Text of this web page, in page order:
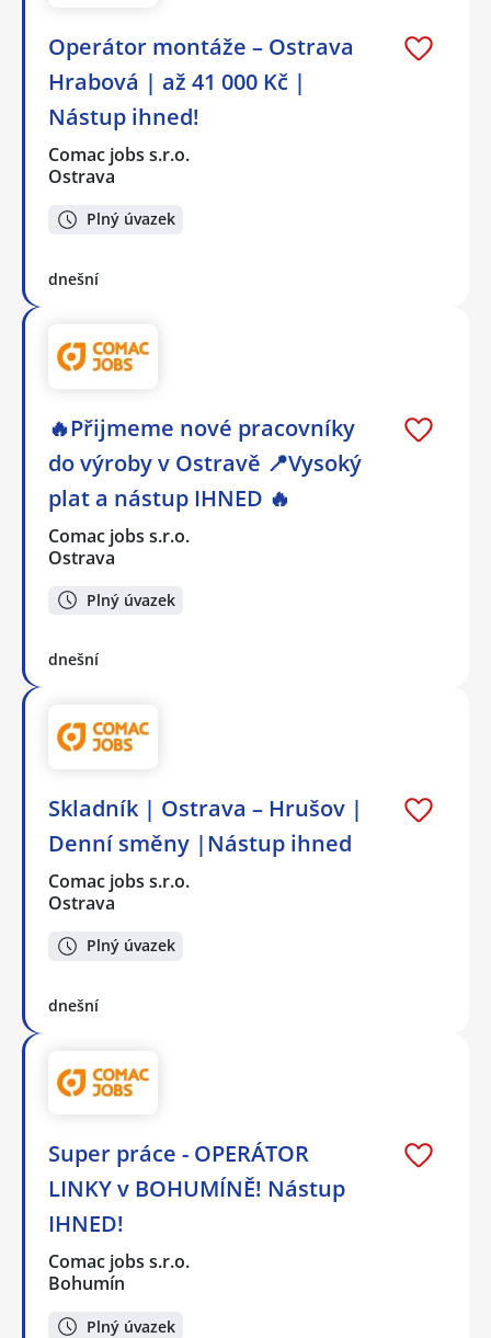
Operátor montáže – Ostrava
Hrabová | až 41 000 Kč |
Nástup ihned!
Comac jobs s.r.o.
Ostrava
Plný úvazek
dnešní
🔥Přijmeme nové pracovníky
do výroby v Ostravě 📍Vysoký
plat a nástup IHNED 🔥
Comac jobs s.r.o.
Ostrava
Plný úvazek
dnešní
Skladník | Ostrava – Hrušov |
Denní směny |Nástup ihned
Comac jobs s.r.o.
Ostrava
Plný úvazek
dnešní
Super práce - OPERÁTOR
LINKY v BOHUMÍNĚ! Nástup
IHNED!
Comac jobs s.r.o.
Bohumín
Plný úvazek